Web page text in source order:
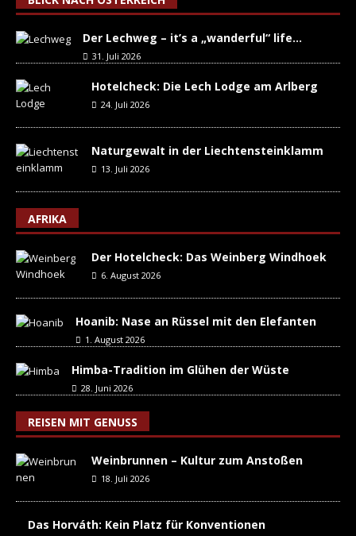
Der Lechweg – it’s a „wanderful“ life…
31. Juli 2026
Hotelcheck: Die Lech Lodge am Arlberg
24. Juli 2026
Naturgewalt in der Liechtensteinklamm
13. Juli 2026
AFRIKA
Der Hotelcheck: Das Weinberg Windhoek
6. August 2026
Hoanib: Nase an Rüssel mit den Elefanten
1. August 2026
Himba-Tradition im Glühen der Wüste
28. Juni 2026
REISEN MIT GENUSS
Weinbrunnen – Kultur zum Anstoßen
18. Juli 2026
Das Horváth: Kein Platz für Konventionen